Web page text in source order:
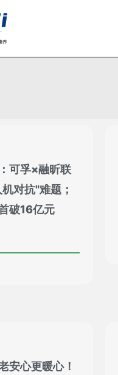
可孚×融昕联
对抗"难题；
破16亿元
安心更暖心！